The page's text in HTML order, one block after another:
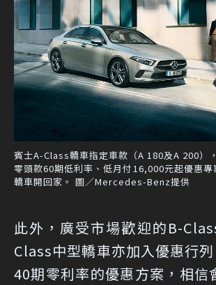
賓士A-Class轎車指定車款（A 180及A 200）
零頭款60期低利率、低月付16,000元起優惠
轎車開回家。 圖／Mercedes-Benz提供
此外，廣受市場歡迎的B-
Class中型轎車亦加入優惠行
40期零利率的優惠方案，相信